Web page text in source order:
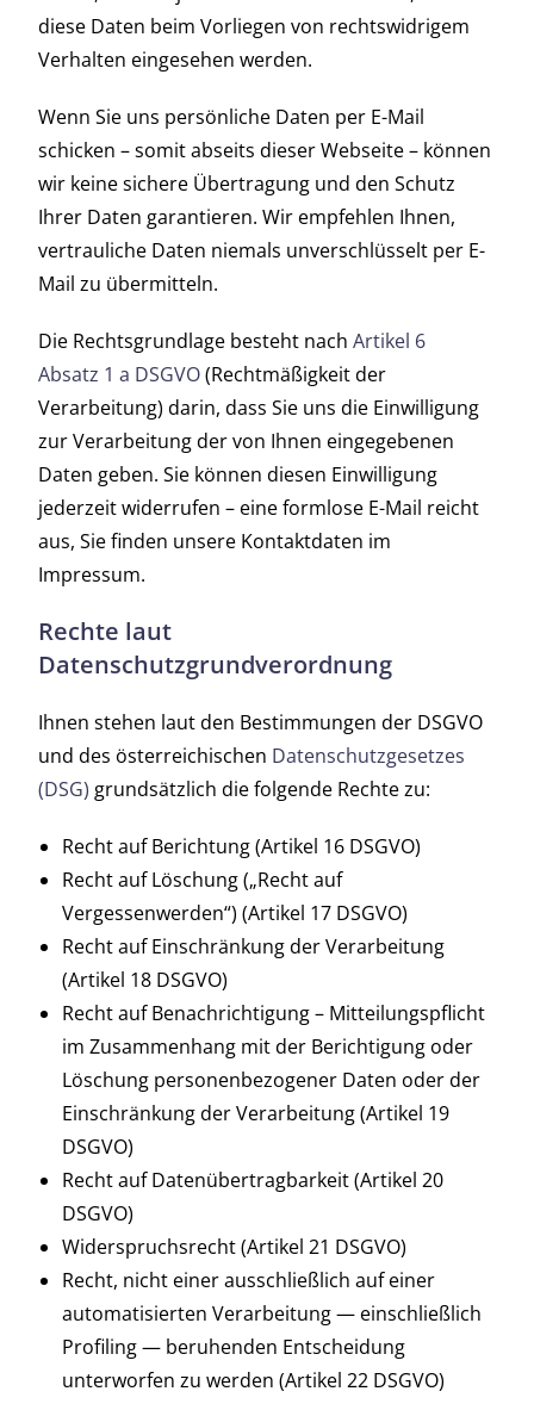
diese Daten beim Vorliegen von rechtswidrigem
Verhalten eingesehen werden.
Wenn Sie uns persönliche Daten per E-Mail
schicken – somit abseits dieser Webseite – können
wir keine sichere Übertragung und den Schutz
Ihrer Daten garantieren. Wir empfehlen Ihnen,
vertrauliche Daten niemals unverschlüsselt per E-
Mail zu übermitteln.
Die Rechtsgrundlage besteht nachArtikel 6
Absatz 1 a DSGVO(Rechtmäßigkeit der
Verarbeitung) darin, dass Sie uns die Einwilligung
zur Verarbeitung der von Ihnen eingegebenen
Daten geben. Sie können diesen Einwilligung
jederzeit widerrufen – eine formlose E-Mail reicht
aus, Sie finden unsere Kontaktdaten im
Impressum.
Rechte laut
Datenschutzgrundverordnung
Ihnen stehen laut den Bestimmungen der DSGVO
und des österreichischen Datenschutzgesetzes
(DSG) grundsätzlich die folgende Rechte zu:
Recht auf Berichtung (Artikel 16 DSGVO)
Recht auf Löschung („Recht auf
Vergessenwerden“) (Artikel 17 DSGVO)
Recht auf Einschränkung der Verarbeitung
(Artikel 18 DSGVO)
Recht auf Benachrichtigung – Mitteilungspflicht
im Zusammenhang mit der Berichtigung oder
Löschung personenbezogener Daten oder der
Einschränkung der Verarbeitung (Artikel 19
DSGVO)
Recht auf Datenübertragbarkeit (Artikel 20
DSGVO)
Widerspruchsrecht (Artikel 21 DSGVO)
Recht, nicht einer ausschließlich auf einer
automatisierten Verarbeitung — einschließlich
Profiling — beruhenden Entscheidung
unterworfen zu werden (Artikel 22 DSGVO)